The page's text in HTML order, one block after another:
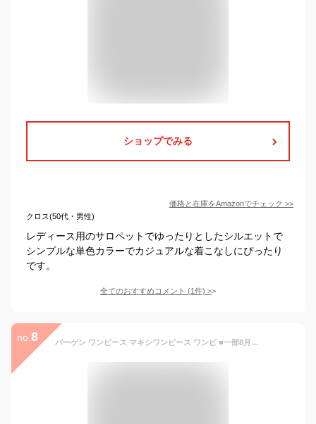
ショップでみる
価格と在庫をAmazonでチェック >>
クロス(50代・男性)
レディース用のサロペットでゆったりとしたシルエットで
シンプルな単色カラーでカジュアルな着こなしにぴったり
です。
全てのおすすめコメント (1件) >
no. 8 バーゲン ワンピース マキシワンピース ワンピ ■一部8月下旬入荷 ロングワンピース マキシ フレアワンピース バックリボン 後ろリボン Aライン リボン フレア ジャンパースカート サロペット オールインワン レディース 大きいサイズ 春 夏 HUG.U